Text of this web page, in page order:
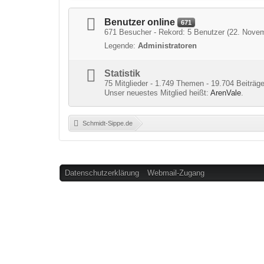
Benutzer online 671
671 Besucher - Rekord: 5 Benutzer (22.
Legende: Administratoren
Statistik
75 Mitglieder - 1.749 Themen - 19.704
Unser neuestes Mitglied heißt: ArenVale.
Schmidt-Sippe.de
Datenschutzerklärung Webmail-Zugang